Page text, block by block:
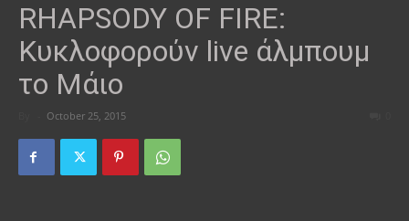
RHAPSODY OF FIRE:
Κυκλοφορούν live άλμπουμ
το Μάιο
October 25, 2015